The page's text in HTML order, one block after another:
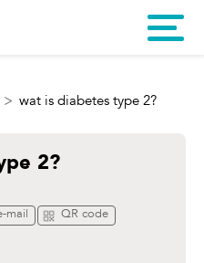
wat is diabetes type 2?
2?
mail QR code